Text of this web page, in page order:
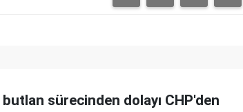
sürecinden dolayı CHP'den